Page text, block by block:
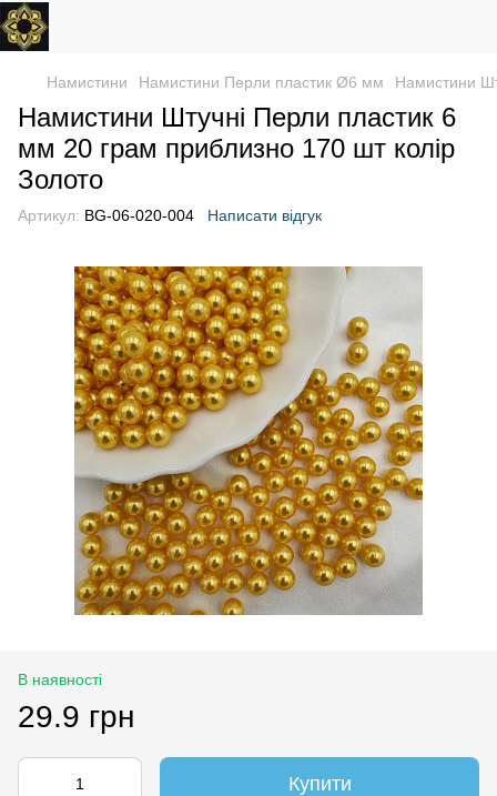
Намистини Намистини Перли пластик Ø6 мм Намистини
Намистини Штучні Перли пластик 6
мм 20 грам приблизно 170 шт колір
Золото
Артикул: BG-06-020-004 Написати відгук
В наявності
29.9 грн
Купити